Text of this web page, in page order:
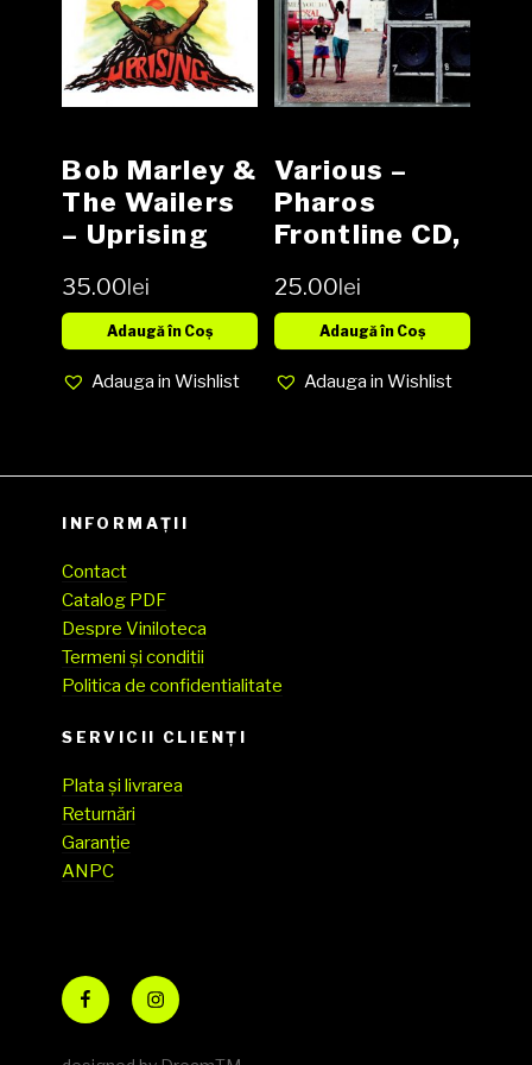
Bob Marley &
The Wailers
– Uprising
Reissue,
Remastered,
35.00lei
Adaugă în Coș
Adauga in Wishlist
Various –
Pharos
Frontline CD,
SIGILAT
25.00lei
Adaugă în Coș
Adauga in Wishlist
INFORMAȚII
Contact
Catalog PDF
Despre Viniloteca
Termeni și conditii
Politica de confidentialitate
SERVICII CLIENŢI
Plata și livrarea
Returnări
Garanție
ANPC
FacebookInstagram